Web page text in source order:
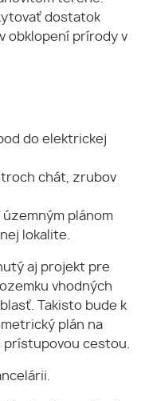
dostatok
obklopení prírody v
do elektrickej
troch chát, zrubov
plánom
lokalite.
aj projekt pre
vhodných
Takisto bude k
plán na
cestou.